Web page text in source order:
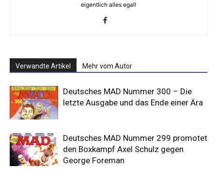
eigentlich alles egal!
Verwandte Artikel Mehr vom Autor
Deutsches MAD Nummer 300 – Die
letzte Ausgabe und das Ende einer Ära
Deutsches MAD Nummer 299 promotet
den Boxkampf Axel Schulz gegen
George Foreman